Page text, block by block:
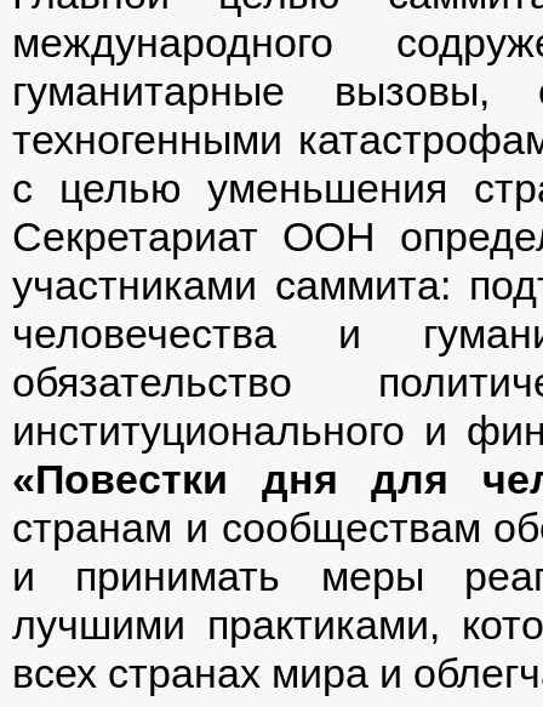
международного
гуманитарные вызовы,
техногенными
с целью уменьшения
Секретариат ООН
участниками саммита:
человечества и
обязательство
институционального и
«Повестки дня для
странам и сообществам
и принимать меры
лучшими практиками,
всех странах мира и